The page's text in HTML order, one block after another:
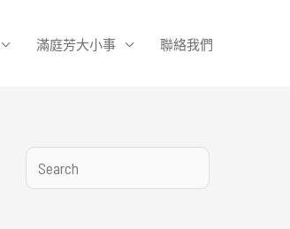
滿庭芳大小事 聯絡我們
搜
尋